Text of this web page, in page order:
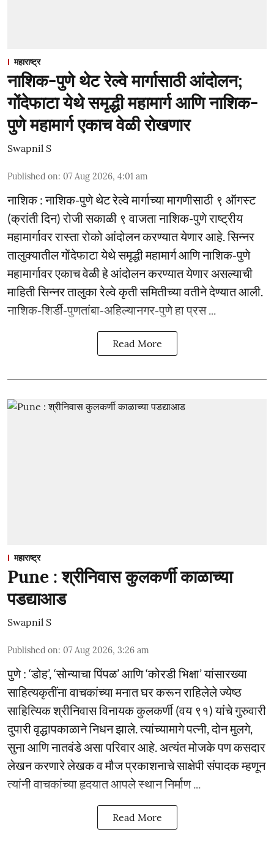
महाराष्ट्र
नाशिक-पुणे थेट रेल्वे मार्गासाठी आंदोलन;
गोंदेफाटा येथे समृद्धी महामार्ग आणि नाशिक-
पुणे महामार्ग एकाच वेळी रोखणार
Swapnil S
Published on: 07 Aug 2026, 4:01 am
नाशिक : नाशिक-पुणे थेट रेल्वे मार्गाच्या मागणीसाठी ९ ऑगस्ट
(क्रांती दिन) रोजी सकाळी ९ वाजता नाशिक-पुणे राष्ट्रीय
महामार्गावर रास्ता रोको आंदोलन करण्यात येणार आहे. सिन्नर
तालुक्यातील गोंदेफाटा येथे समृद्धी महामार्ग आणि नाशिक-पुणे
महामार्गावर एकाच वेळी हे आंदोलन करण्यात येणार असल्याची
माहिती सिन्नर तालुका रेल्वे कृती समितीच्या वतीने देण्यात आली.
नाशिक-शिर्डी-पुणतांबा-अहिल्यानगर-पुणे हा प्रस ...
Read More
महाराष्ट्र
Pune : श्रीनिवास कुलकर्णी काळाच्या
पडद्याआड
Swapnil S
Published on: 07 Aug 2026, 3:26 am
पुणे : ‘डोह’, ‘सोन्याचा पिंपळ’ आणि ‘कोरडी भिक्षा’ यांसारख्या
साहित्यकृतींना वाचकांच्या मनात घर करून राहिलेले ज्येष्ठ
साहित्यिक श्रीनिवास विनायक कुलकर्णी (वय ९१) यांचे गुरुवारी
दुपारी वृद्धापकाळाने निधन झाले. त्यांच्यामागे पत्नी, दोन मुलगे,
सुना आणि नातवंडे असा परिवार आहे. अत्यंत मोजके पण कसदार
लेखन करणारे लेखक व मौज प्रकाशनाचे साक्षेपी संपादक म्हणून
त्यांनी वाचकांच्या हृदयात आपले स्थान निर्माण ...
Read More